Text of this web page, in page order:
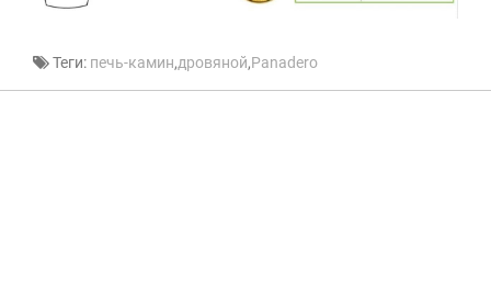
Теги: печь-камин,дровяной,Panadero